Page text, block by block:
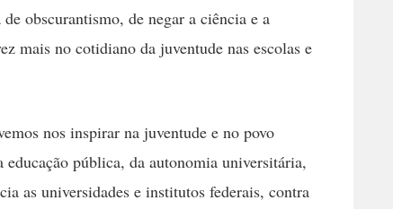
obscurantismo, de negar a ciência e a
mais no cotidiano da juventude nas escolas e
nos inspirar na juventude e no povo
pública, da autonomia universitária,
as universidades e institutos federais, contra